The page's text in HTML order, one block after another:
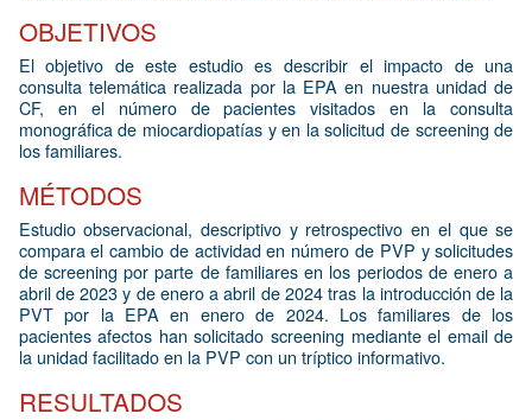
OBJETIVOS
El objetivo de este estudio es describir el impacto de una
consulta telemática realizada por la EPA en nuestra unidad de
CF, en el número de pacientes visitados en la consulta
monográfica de miocardiopatías y en la solicitud de screening de
los familiares.
MÉTODOS
Estudio observacional, descriptivo y retrospectivo en el que se
compara el cambio de actividad en número de PVP y solicitudes
de screening por parte de familiares en los periodos de enero a
abril de 2023 y de enero a abril de 2024 tras la introducción de la
PVT por la EPA en enero de 2024. Los familiares de los
pacientes afectos han solicitado screening mediante el email de
la unidad facilitado en la PVP con un tríptico informativo.
RESULTADOS